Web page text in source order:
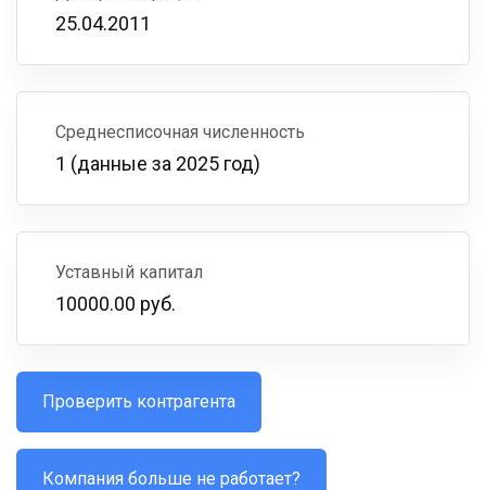
25.04.2011
Среднесписочная численность
1 (данные за 2025 год)
Уставный капитал
10000.00 руб.
Проверить контрагента
Компания больше не работает?